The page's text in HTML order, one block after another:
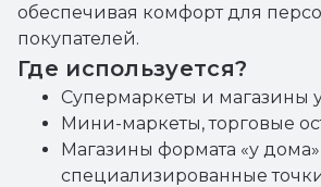
обеспечивая комфорт для
покупателей.
Где используется?
Супермаркеты и магазины
Мини-маркеты, торговые
Магазины формата «у
специализированные